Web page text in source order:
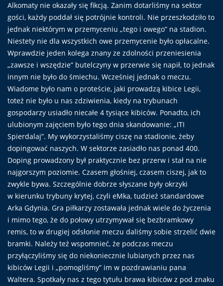
Alkomaty nie okazały się fikcją. Zanim dotarliśmy na sektor
gości, każdy poddał się potrójnie kontroli. Nie przeszkodziło to
jednak niektórym w przemyceniu „tego i owego” na stadion.
Niestety nie dla wszystkich owe przemycenie było opłacalne.
Wprawdzie jeden kolega znany ze zdolności przeniesienia
„zawsze i wszędzie” butelczyny w przerwie się napił, to jednak
innym nie było do śmiechu. Wcześniej jednak o meczu.
Wiadome było nam o proteście, jaki prowadzą kibice Legii,
toteż nie było u nas zdziwienia, kiedy na trybunach
gospodarzy usiadło niecałe 4 tysiące kibiców. Ponadto, ich
ulubionym zajęciem było tego dnia skandowanie: „ITI
Spierdalaj”. My wykorzystaliśmy ciszę na stadionie, żeby
dopingować naszych. W sektorze zasiadło nas ponad 400.
Doping prowadzony był praktycznie bez przerw i stał na nie
najgorszym poziomie. Czasem głośniej, czasem ciszej, jak to
zwykle bywa. Szczególnie dobrze słyszane były okrzyki
w kierunku trybuny krytej, czyli eMka, tudzież standardowe
Arka Gdynia. Gra piłkarzy zostawała jednak wiele do życzenia
i mimo tego, że do połowy utrzymywał się bezbramkowy
remis, to w drugiej odsłonie meczu daliśmy sobie strzelić dwie
bramki. Należy też wspomnieć, że podczas meczu
przyłączyliśmy się do niekoniecznie lubianych przez nas
kibiców Legii i „pomogliśmy” im w pozdrawianiu pana
Waltera. Spotkały nas z tego tytułu brawa kibiców z pod znaku